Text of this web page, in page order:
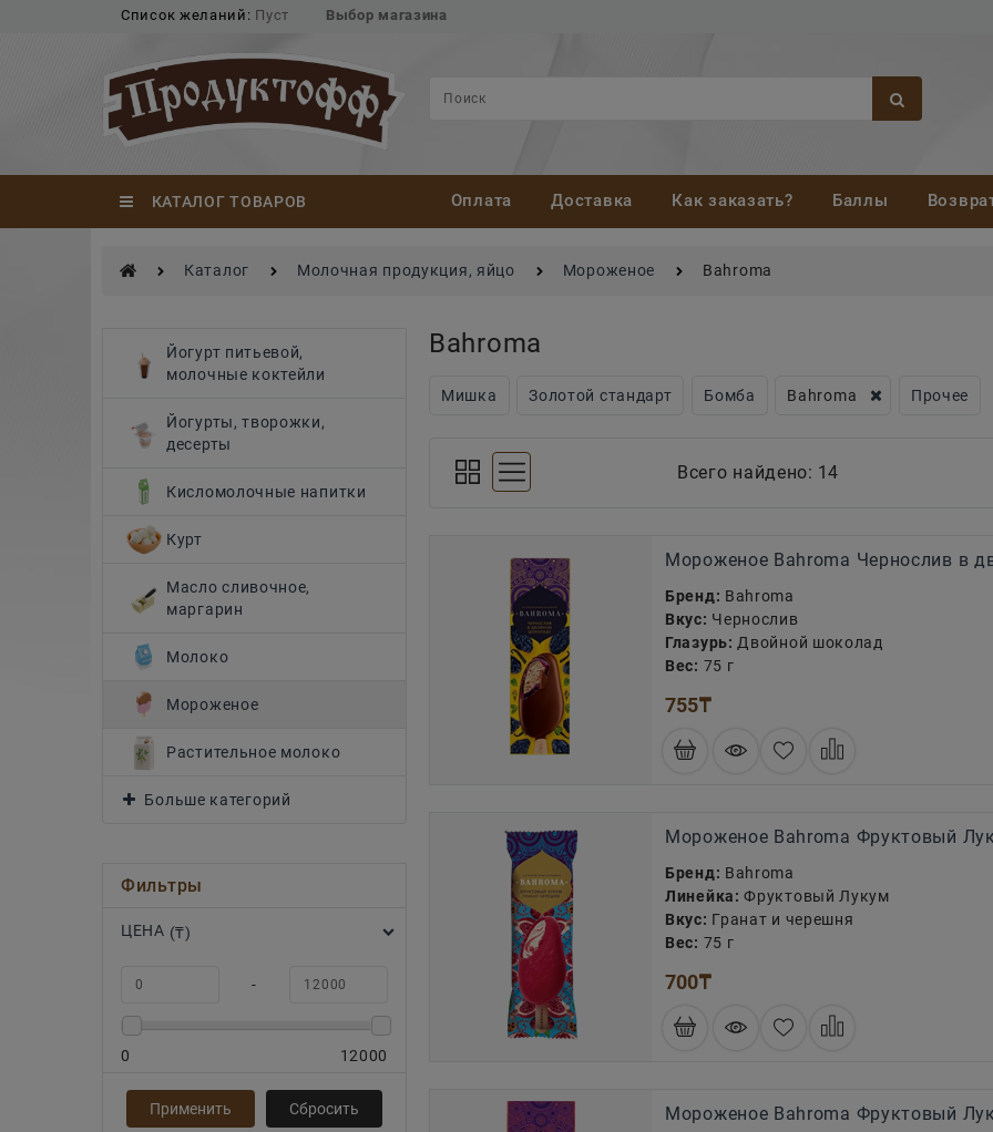
Список желаний: Пуст Выбор магазина
КАТАЛОГ ТОВАРОВ Оплата Доставка Как заказать? Баллы
Каталог Молочная продукция, яйцо Мороженое Bahroma
Йогурт питьевой,
молочные коктейли
Йогурты, творожки,
десерты
Кисломолочные напитки
Курт
Масло сливочное,
маргарин
Молоко
Мороженое
Растительное молоко
Больше категорий
Фильтры
ЦЕНА (₸)
-
0 12000
Найдено товаров: Bahroma
Мишка Золотой стандарт Бомба Bahroma Прочее
Всего найдено: 14
Мороженое Bahroma Чернослив в
Бренд: Bahroma
Вкус: Чернослив
Глазурь: Двойной шоколад
Вес: 75 г
755₸
Мороженое Bahroma Фруктовый
Бренд: Bahroma
Линейка: Фруктовый Лукум
Вкус: Гранат и черешня
Вес: 75 г
700₸
Мороженое Bahroma Фруктовый